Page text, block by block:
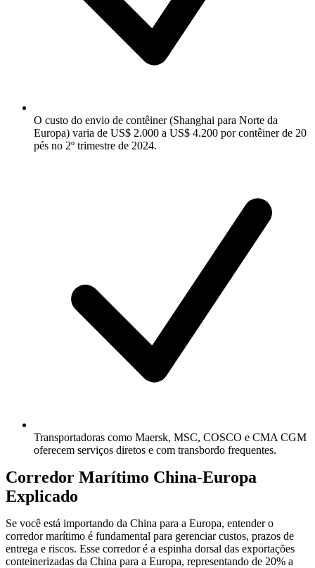
O custo do envio de contêiner (Shanghai para Norte da
Europa) varia de US$ 2.000 a US$ 4.200 por contêiner de 20
pés no 2º trimestre de 2024.
Transportadoras como Maersk, MSC, COSCO e CMA CGM
oferecem serviços diretos e com transbordo frequentes.
Corredor Marítimo China-Europa
Explicado
Se você está importando da China para a Europa, entender o
corredor marítimo é fundamental para gerenciar custos, prazos de
entrega e riscos. Esse corredor é a espinha dorsal das exportações
conteinerizadas da China para a Europa, representando de 20% a